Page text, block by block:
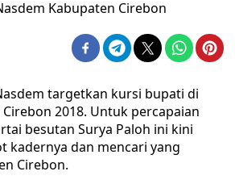
Kabupaten Cirebon
targetkan kursi bupati di
2018. Untuk percapaian
besutan Surya Paloh ini kini
kadernya dan mencari yang
Cirebon.